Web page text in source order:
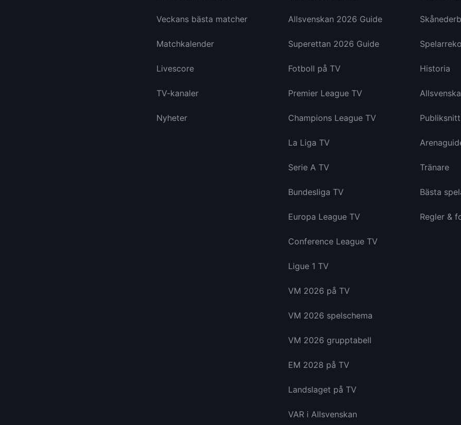
Veckans bästa matcher
Matchkalender
Livescore
TV-kanaler
Nyheter
Allsvenskan 2026 Guide
Superettan 2026 Guide
Fotboll på TV
Premier League TV
Champions League TV
La Liga TV
Serie A TV
Bundesliga TV
Europa League TV
Conference League TV
Ligue 1 TV
VM 2026 på TV
VM 2026 spelschema
VM 2026 grupptabell
EM 2028 på TV
Landslaget på TV
VAR i Allsvenskan
Historia
Publiksnitt
Tränare
Bästa
Regler &